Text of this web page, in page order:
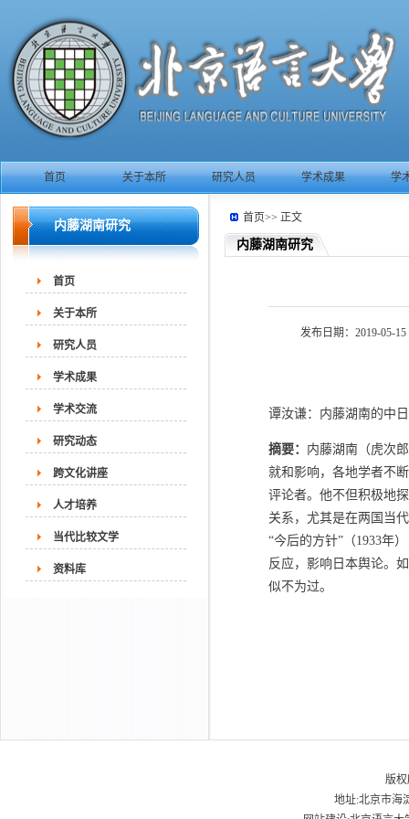
首页 关于本所 研究人员 学术成果 学
内藤湖南研究
首页
关于本所
研究人员
学术成果
学术交流
研究动态
跨文化讲座
人才培养
当代比较文学
资料库
首页>> 正文
内藤湖南研究
发布日期：2019-05-15
谭汝谦：内藤湖南的中
摘要： 内藤湖南（虎次
就和影响，各地学者不
评论者。他不但积极地
关系，尤其是在两国当
“今后的方针”（1933年
反应，影响日本舆论。
似不为过。
版
地址:北京市